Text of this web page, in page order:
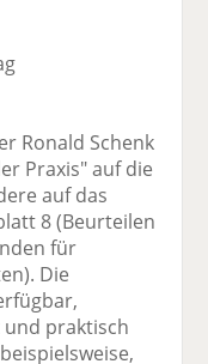
Ronald Schenk
Praxis" auf die
auf das
8 (Beurteilen
für
Die
praktisch